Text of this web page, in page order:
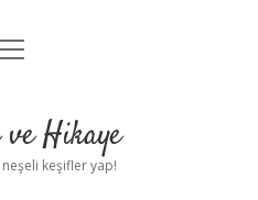
UyarıHikaye
keşifler yap!